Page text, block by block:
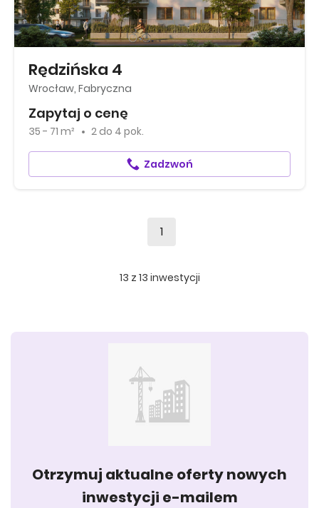
Rędzińska 4
Wrocław, Fabryczna
Zapytaj o cenę
35 - 71 m² 2 do 4 pok.
Zadzwoń
1
13 z 13 inwestycji
Otrzymuj aktualne oferty nowych
inwestycji e-mailem